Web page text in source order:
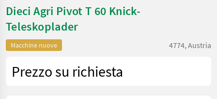
Dieci Agri Pivot T 60 Knick-
Teleskoplader
Macchine nuove 4774, Austria
Prezzo su richiesta